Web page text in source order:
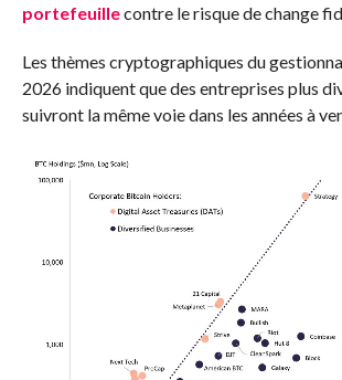
portefeuillecontre le risque de change
Les thèmes cryptographiques du
2026 indiquent que des entreprises plus
suivront la même voie dans les années à